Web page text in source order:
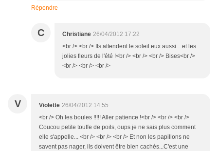
Répondre
C Christiane 26/04/2012 17:22
<br /> <br /> Ils attendent le soleil eux aussi... et les
jolies fleurs de l'été !<br /> <br /> <br /> Bises<br />
<br /> <br /> <br />
V Violette 26/04/2012 14:55
<br /> Oh les boules !!!!! Aller patience !<br /> <br /> <br />
Coucou petite touffe de poils, oups je ne sais plus comment
elle s'appelle... <br /> <br /> <br /> Et non les papillons ne
savent pas nager, ils doivent être bien cachés...C'est une